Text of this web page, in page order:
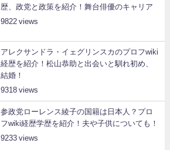
歴、政党と政策を紹介！舞台俳優のキャリア
9822
アレクサンドラ・イェグリンスカのプロフwiki
経歴を紹介！松山恭助と出会いと馴れ初め、
結婚！
9318
参政党ローレンス綾子の国籍は日本人？プロ
フwiki経歴学歴を紹介！夫や子供についても！
9233